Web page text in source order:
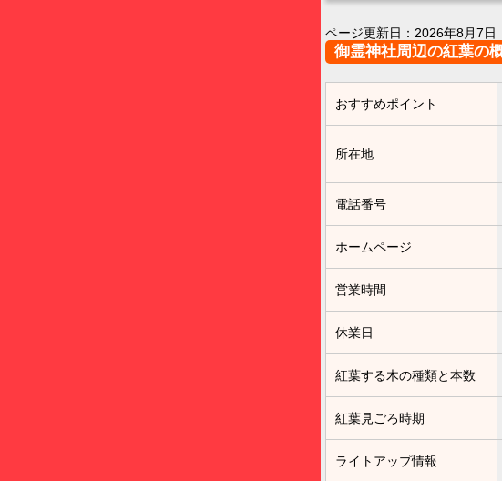
ページ更新日： 2026年8月7日
御霊神社周辺の紅葉の
おすすめポイント
所在地
電話番号
ホームページ
営業時間
休業日
紅葉する木の種類と本数
紅葉見ごろ時期
ライトアップ情報